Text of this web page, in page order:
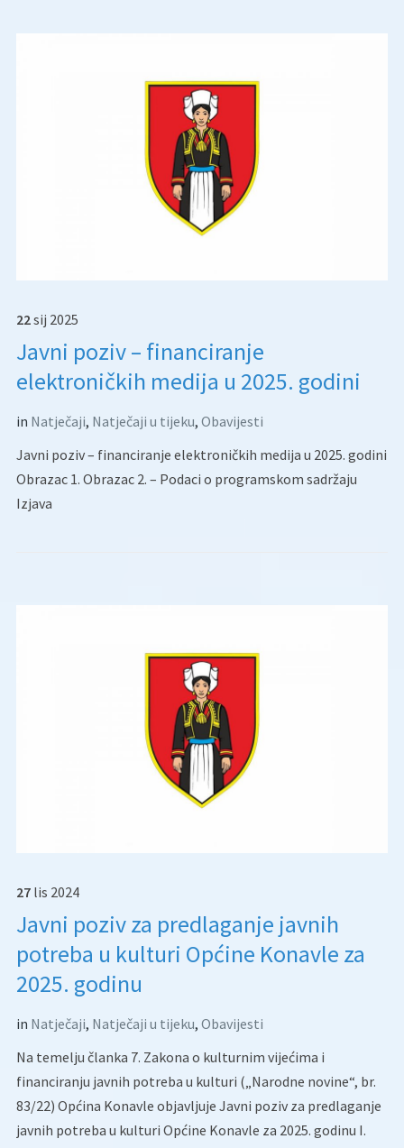
22sij 2025
Javni poziv – financiranje
elektroničkih medija u 2025. godini
in Natječaji, Natječaji u tijeku, Obavijesti
Javni poziv – financiranje elektroničkih medija u 2025. godini
Obrazac 1. Obrazac 2. – Podaci o programskom sadržaju
Izjava
27 lis 2024
Javni poziv za predlaganje javnih
potreba u kulturi Općine Konavle za
2025. godinu
in Natječaji, Natječaji u tijeku, Obavijesti
Na temelju članka 7. Zakona o kulturnim vijećima i
financiranju javnih potreba u kulturi („Narodne novine“, br.
83/22) Općina Konavle objavljuje Javni poziv za predlaganje
javnih potreba u kulturi Općine Konavle za 2025. godinu I.